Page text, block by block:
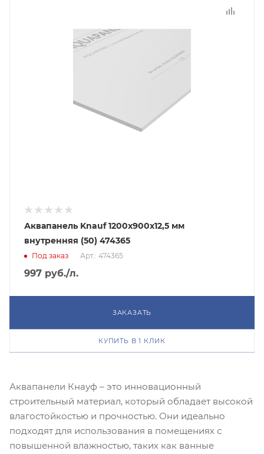
Аквапанель Knauf 1200х900х12,5 мм
внутренняя (50) 474365
Под заказ Арт.: 474365
997 руб./л.
ЗАКАЗАТЬ
КУПИТЬ В 1 КЛИК
Аквапанели Кнауф – это инновационный
строительный материал, который обладает высокой
влагостойкостью и прочностью. Они идеально
подходят для использования в помещениях с
повышенной влажностью, таких как ванные